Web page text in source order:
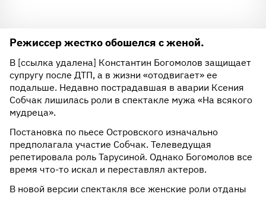
Режиссер жестко обошелся с женой.
В [ссылка удалена] Константин Богомолов защищает
супругу после ДТП, а в жизни «отодвигает» ее
подальше. Недавно пострадавшая в аварии Ксения
Собчак лишилась роли в спектакле мужа «На всякого
мудреца».
Постановка по пьесе Островского изначально
предполагала участие Собчак. Телеведущая
репетировала роль Тарусиной. Однако Богомолов все
время что-то искал и переставлял актеров.
В новой версии спектакля все женские роли отданы